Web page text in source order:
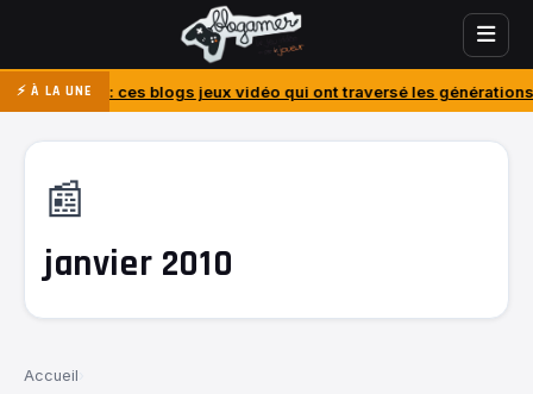
⚡ À LA UNE
: ces blogs jeux vidéo qui ont traversé les générations J’ai acheté
📰
janvier 2010
Accueil